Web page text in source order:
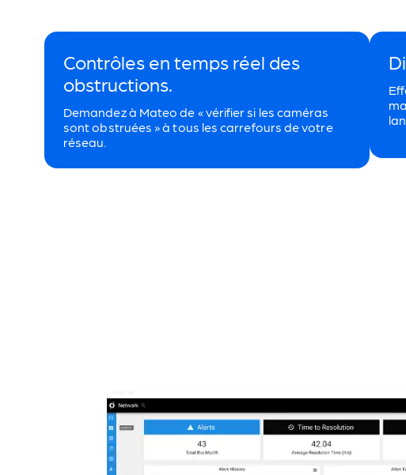
Contrôles en temps réel des
obstructions.
Demandez à Mateo de « vérifier si les caméras
sont obstruées » à tous les carrefours de votre
réseau.